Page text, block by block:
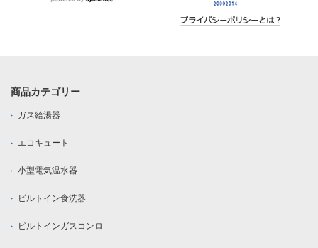
商品カテゴリー
ガス給湯器
エコキュート
小型電気温水器
ビルトイン食洗器
ビルトインガスコンロ